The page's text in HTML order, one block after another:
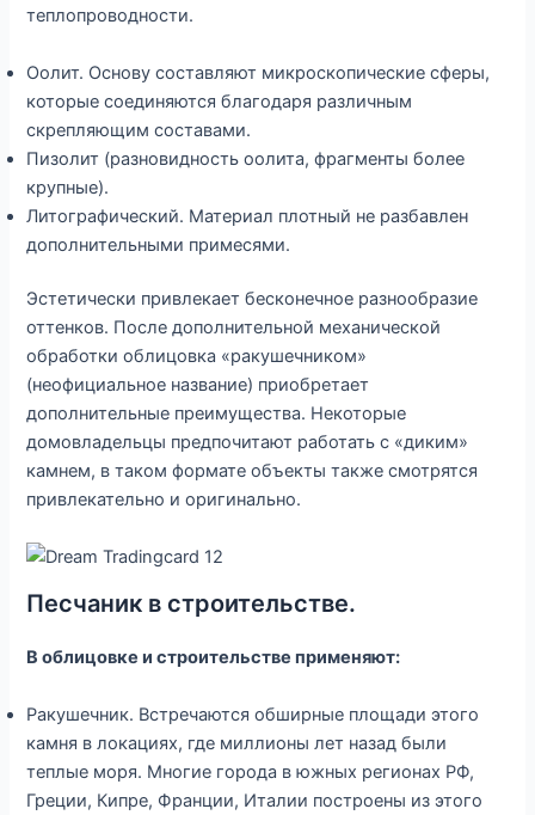
теплопроводности.
Оолит. Основу составляют микроскопические сферы,
которые соединяются благодаря различным
скрепляющим составами.
Пизолит (разновидность оолита, фрагменты более
крупные).
Литографический. Материал плотный не разбавлен
дополнительными примесями.
Эстетически привлекает бесконечное разнообразие
оттенков. После дополнительной механической
обработки облицовка «ракушечником»
(неофициальное название) приобретает
дополнительные преимущества. Некоторые
домовладельцы предпочитают работать с «диким»
камнем, в таком формате объекты также смотрятся
привлекательно и оригинально.
Песчаник в строительстве.
В облицовке и строительстве применяют:
Ракушечник. Встречаются обширные площади этого
камня в локациях, где миллионы лет назад были
теплые моря. Многие города в южных регионах РФ,
Греции, Кипре, Франции, Италии построены из этого